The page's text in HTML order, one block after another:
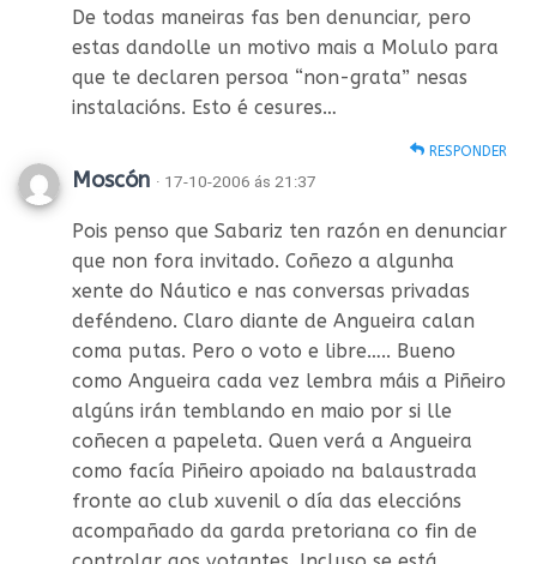
De todas maneiras fas ben denunciar, pero
estas dandolle un motivo mais a Molulo para
que te declaren persoa “non-grata” nesas
instalacións. Esto é cesures…
RESPONDER
Moscón · 17-10-2006 ás 21:37
Pois penso que Sabariz ten razón en denunciar
que non fora invitado. Coñezo a algunha
xente do Náutico e nas conversas privadas
deféndeno. Claro diante de Angueira calan
coma putas. Pero o voto e libre….. Bueno
como Angueira cada vez lembra máis a Piñeiro
algúns irán temblando en maio por si lle
coñecen a papeleta. Quen verá a Angueira
como facía Piñeiro apoiado na balaustrada
fronte ao club xuvenil o día das eleccións
acompañado da garda pretoriana co fin de